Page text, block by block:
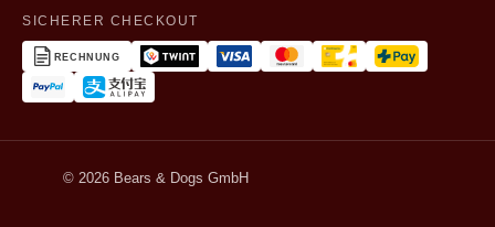
SICHERER CHECKOUT
RECHNUNG
© 2026 Bears & Dogs GmbH